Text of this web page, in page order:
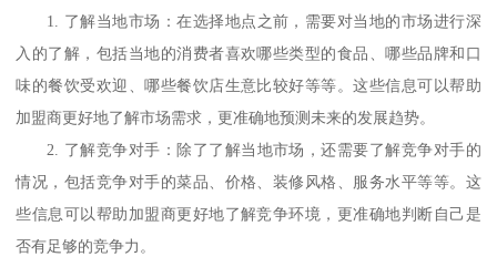
1. 了解当地市场：在选择地点之前，需要对当地的市场进行深
入的了解，包括当地的消费者喜欢哪些类型的食品、哪些品牌和口
味的餐饮受欢迎、哪些餐饮店生意比较好等等。这些信息可以帮助
加盟商更好地了解市场需求，更准确地预测未来的发展趋势。
2. 了解竞争对手：除了了解当地市场，还需要了解竞争对手的
情况，包括竞争对手的菜品、价格、装修风格、服务水平等等。这
些信息可以帮助加盟商更好地了解竞争环境，更准确地判断自己是
否有足够的竞争力。